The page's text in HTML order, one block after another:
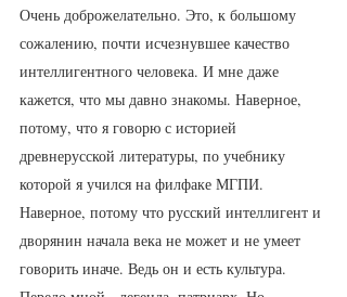
Очень доброжелательно. Это, к большому
сожалению, почти исчезнувшее качество
интеллигентного человека. И мне даже
кажется, что мы давно знакомы. Наверное,
потому, что я говорю с историей
древнерусской литературы, по учебнику
которой я учился на филфаке МГПИ.
Наверное, потому что русский интеллигент и
дворянин начала века не может и не умеет
говорить иначе. Ведь он и есть культура.